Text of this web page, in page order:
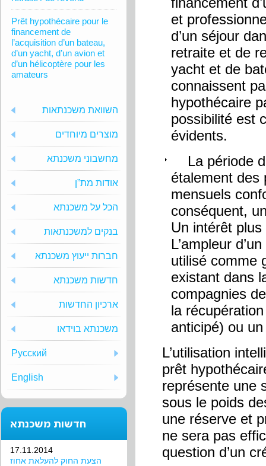
Prêt hypothécaire pour le
financement de
l’acquisition d’un bateau,
d’un yacht, d’un avion et
d’un hélicoptère pour les
amateurs
השוואת משכנתאות
מוצרים מיוחדים
מחשבוני משכנתא
אודות מת”ן
הכל על משכנתא
בנקים למשכנתאות
חברות ייעוץ משכנתא
חדשות משכנתא
ארכיון החדשות
משכנתא בוידאו
Русский
English
חדשות משכנתא
17.11.2014
הצעת החוק להעלאת אחוז
et
d’un séjour
retraite et de
yacht et de
connaissent
hypothécaire
possibilité est
évidents.
La période
étalement des
mensuels
conséquent,
Un intérêt
L’ampleur
utilisé comme
existant dans
compagnies
la
anticipé) ou
L’utilisation
prêt
représente une
sous le poids
une réserve et
ne sera pas
question d’un